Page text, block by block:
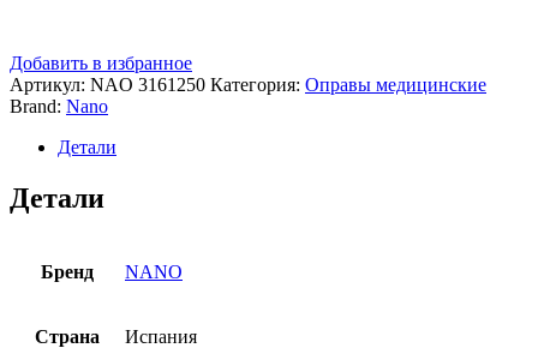
Добавить в избранное
Артикул: NAO 3161250 Категория: Оправы медицинские
Brand: Nano
Детали
Детали
Бренд NANO
Страна Испания